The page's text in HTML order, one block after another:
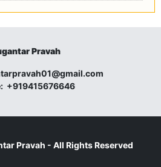
Pravah
+919415676646
Pravah - All Rights Reserved